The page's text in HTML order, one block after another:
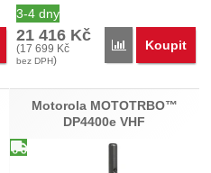
3-4 dny
21 416 Kč
(17 699 Kč
bez DPH)
Porovnat
Koupit
Motorola MOTOTRBO™
DP4400e VHF